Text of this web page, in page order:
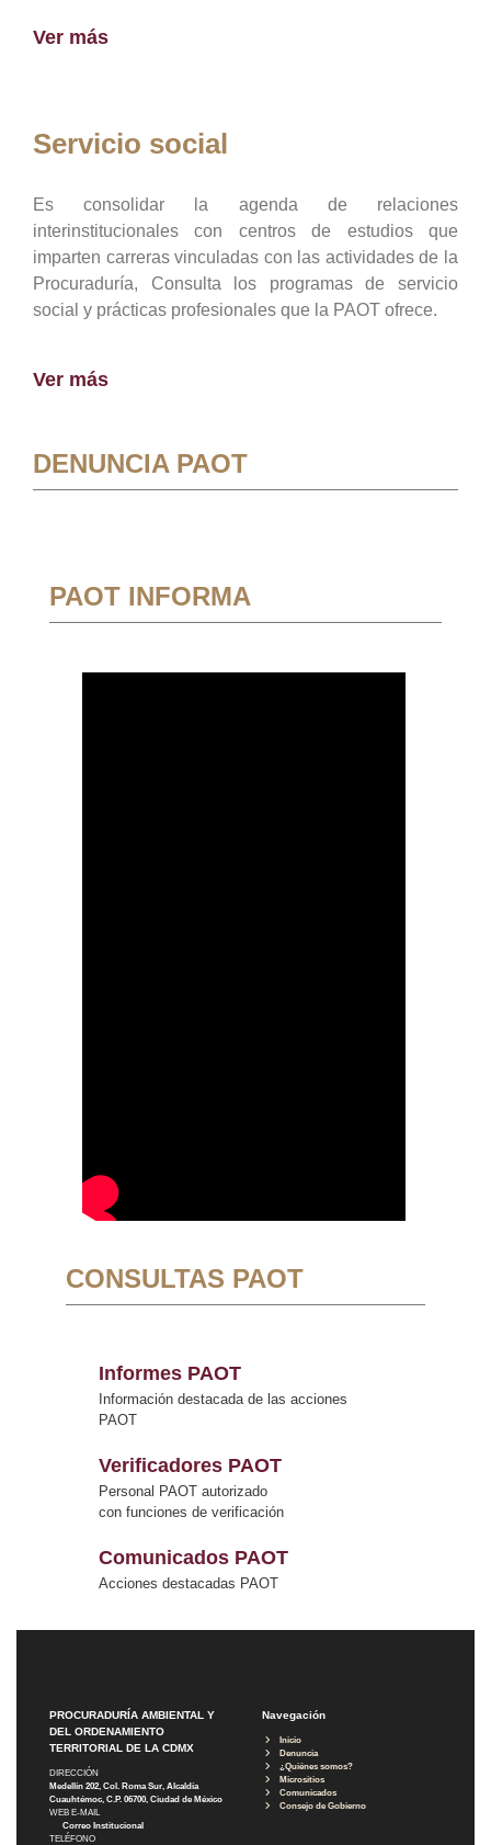
Ver más
Servicio social
Es consolidar la agenda de relaciones
interinstitucionales con centros de estudios que
imparten carreras vinculadas con las actividades de la
Procuraduría, Consulta los programas de servicio
social y prácticas profesionales que la PAOT ofrece.
Ver más
DENUNCIA PAOT
PAOT INFORMA
CONSULTAS PAOT
Informes PAOT
Información destacada de las acciones
PAOT
Verificadores PAOT
Personal PAOT autorizado
con funciones de verificación
Comunicados PAOT
Acciones destacadas PAOT
PROCURADURÍA AMBIENTAL Y
DEL ORDENAMIENTO
TERRITORIAL DE LA CDMX
DIRECCIÓN
Medellín 202, Col. Roma Sur, Alcaldía
Cuauhtémoc, C.P. 06700, Ciudad de México
WEB E-MAIL
Correo Institucional
TELÉFONO
Navegación
Inicio
Denuncia
¿Quiénes somos?
Micrositios
Comunicados
Consejo de Gobierno